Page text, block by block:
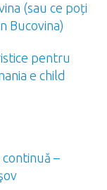
(sau ce poți
Bucovina)
pentru
e child
–